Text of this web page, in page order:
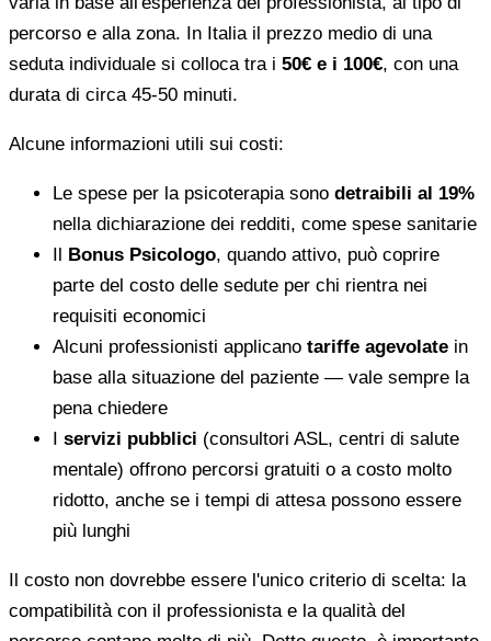
percorso e alla zona. In Italia il prezzo medio di una
seduta individuale si colloca tra i 50€ e i 100€, con una
durata di circa 45-50 minuti.
Alcune informazioni utili sui costi:
Le spese per la psicoterapia sono detraibili al 19%
nella dichiarazione dei redditi, come spese sanitarie
Il Bonus Psicologo, quando attivo, può coprire
parte del costo delle sedute per chi rientra nei
requisiti economici
Alcuni professionisti applicano tariffe agevolate in
base alla situazione del paziente — vale sempre la
pena chiedere
I servizi pubblici (consultori ASL, centri di salute
mentale) offrono percorsi gratuiti o a costo molto
ridotto, anche se i tempi di attesa possono essere
più lunghi
Il costo non dovrebbe essere l'unico criterio di scelta: la
compatibilità con il professionista e la qualità del